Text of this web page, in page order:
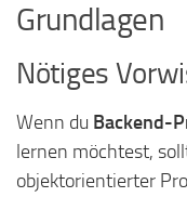
Grundlagen
Nötiges
Wenn du Backend-
lernen möchtest,
objektorientierter